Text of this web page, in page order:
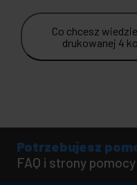
Co chcesz
drukowanej 4
Potrzebujesz
FAQ i strony pomocy